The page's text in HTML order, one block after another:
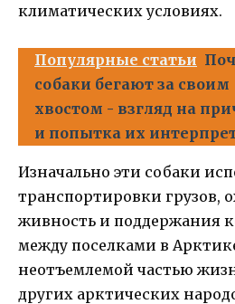
климатических условиях.
Популярные статьи
собаки бегают за своим
хвостом - взгляд на
и попытка их
Изначально эти собаки
транспортировки грузов,
живность и поддержания
между поселками в
неотъемлемой частью
других арктических